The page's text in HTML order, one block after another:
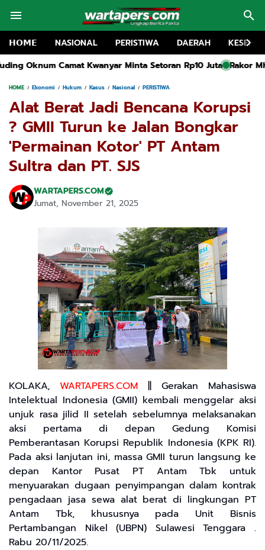
𝗛𝗢𝗠𝗘 NASIONAL PERISTIWA DAERAH
Setoran Rp10 Juta Rakor MKKS dan Pembukaan MGMP
HOME Ekonomi Hukum Kasus Nasional PERISTIWA
Alat Berat Jadi Bencana Korupsi
? GMII Turun ke Jalan Bongkar
'Permainan Kotor' PT Antam
Sultra dan PT. SJS
WARTAPERS.COM
Jumat, November 21, 2025
KOLAKA, WARTAPERS.COM || Gerakan Mahasiswa
Intelektual Indonesia (GMII) kembali menggelar aksi
unjuk rasa jilid II setelah sebelumnya melaksanakan
aksi pertama di depan Gedung Komisi
Pemberantasan Korupsi Republik Indonesia (KPK RI).
Pada aksi lanjutan ini, massa GMII turun langsung ke
depan Kantor Pusat PT Antam Tbk untuk
menyuarakan dugaan penyimpangan dalam kontrak
pengadaan jasa sewa alat berat di lingkungan PT
Antam Tbk, khususnya pada Unit Bisnis
Pertambangan Nikel (UBPN) Sulawesi Tenggara .
Rabu 20/11/2025.